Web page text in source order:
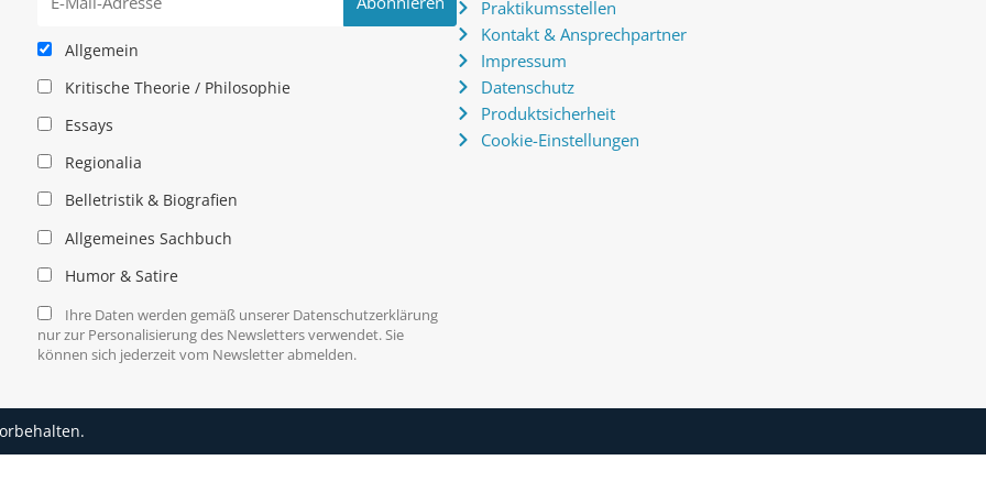
Allgemein
Kritische Theorie / Philosophie
Essays
Regionalia
Belletristik & Biografien
Allgemeines Sachbuch
Humor & Satire
Ihre Daten werden gemäß unserer Datenschutzerklärung
nur zur Personalisierung des Newsletters verwendet. Sie
können sich jederzeit vom Newsletter abmelden.
Praktikumsstellen
Kontakt & Ansprechpartner
Impressum
Datenschutz
Produktsicherheit
Cookie-Einstellungen